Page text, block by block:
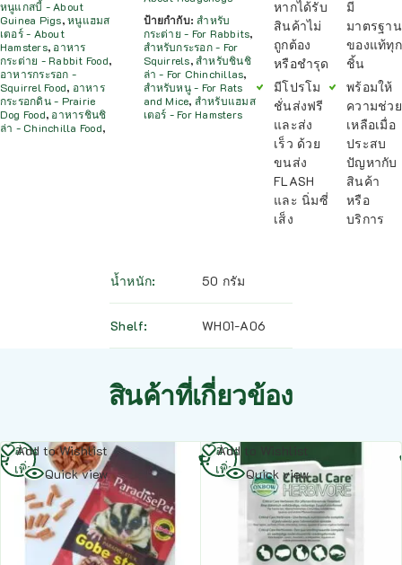
หนูแกสบี้ - About
Guinea Pigs,หนูแฮมส
เตอร์ - About
Hamsters, อาหาร
กระต่าย - Rabbit Food,
อาหารกระรอก -
Squirrel Food, อาหาร
กระรอกดิน - Prairie
Dog Food, อาหารชินชิ
ล่า - Chinchilla Food,
ป้ายกำกับ:สำหรับ
กระต่าย - For Rabbits,
สำหรับกระรอก - For
Squirrels,สำหรับชินชิ
ล่า - For Chinchillas,
สำหรับหนู - For Rats
and Mice, สำหรับแฮมส
เตอร์ - For Hamsters
หากได้รับ
สินค้าไม่
ถูกต้อง
หรือชำรุด
มีโปรโม
ชั่นส่งฟรี
และส่ง
เร็ว ด้วย
ขนส่ง
FLASH
และ นิ่มซี่
เส็ง
มี
มาตรฐาน
ของแท้ทุก
ชิ้น
พร้อมให้
ความช่วย
เหลือเมื่อ
ประสบ
ปัญหากับ
สินค้า
หรือ
บริการ
น้ำหนัก 50 กรัม
Shelf WH01-A06
สินค้าที่เกี่ยวข้อง
Add to Wishlist
Quick view
อ่าน
เพิ่ม
Add to Wishlist
Quick view
อ่าน
เพิ่ม